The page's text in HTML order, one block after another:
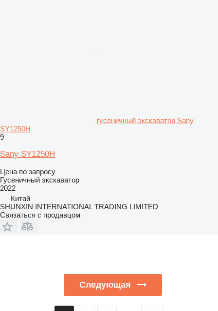
гусеничный экскаватор Sany
SY1250H
9
Sany SY1250H
Цена по запросу
Гусеничный экскаватор
2022
Китай
SHUNXIN INTERNATIONAL TRADING LIMITED
Связаться с продавцом
Следующая